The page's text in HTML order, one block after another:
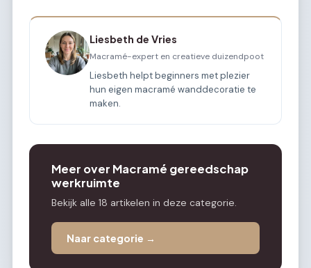
Liesbeth de Vries
Macramé-expert en creatieve duizendpoot
Liesbeth helpt beginners met plezier
hun eigen macramé wanddecoratie te
maken.
Meer over Macramé gereedschap
werkruimte
Bekijk alle 18 artikelen in deze categorie.
Naar categorie →